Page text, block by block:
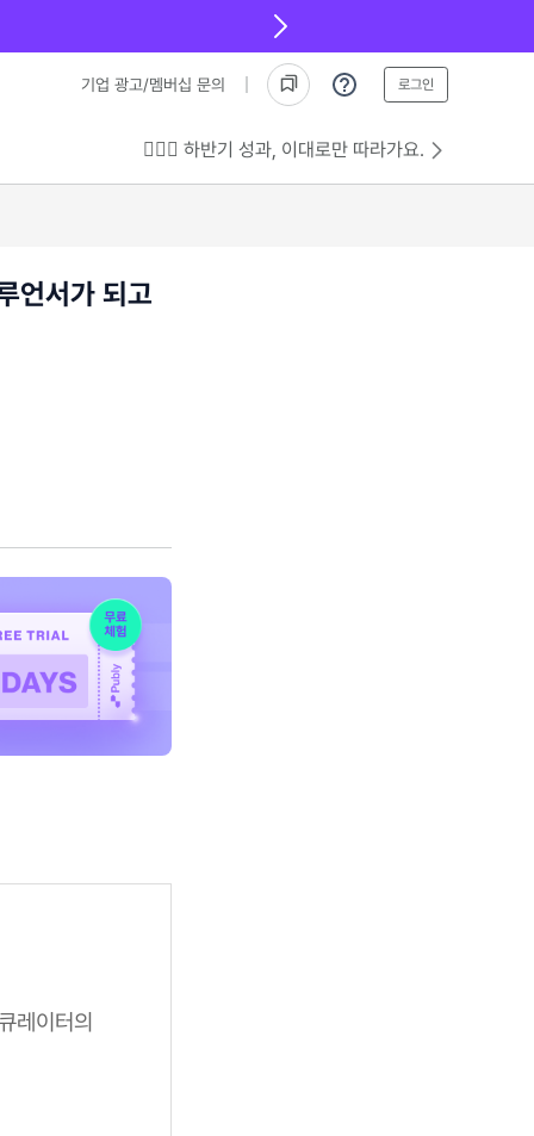
기업 광고/멤버십 문의 로그인
💁🏻‍♂️ 하반기 성과, 이대로만 따라가요.
언서가 되고
레이터의